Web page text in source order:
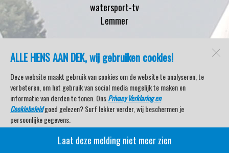
ALLE HENS AAN DEK, wij gebruiken cookies!
Deze website maakt gebruik van cookies om de website te analyseren, te
verbeteren, om het gebruik van social media mogelijk te maken en
informatie van derden te tonen. OnsPrivacy Verklaring en
Cookiebeleidgoed gelezen? Surf lekker verder, wij beschermen je
persoonlijke gegevens.
Veel kijkplezier met Watersport TV Beleving & Nieuws!
Laat deze melding niet meer zien
watersport-tv
Lemmer
Open desktopversie
SdH Vormgeving |Ziber DS4